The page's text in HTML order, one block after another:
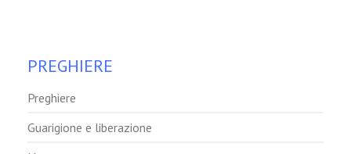
PREGHIERE
Preghiere
Guarigione e liberazione